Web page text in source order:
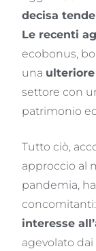
decisa
Le recenti
ecobonus,
una ulteriore
settore con
patrimonio
Tutto ciò,
approccio al
pandemia,
interesse
agevolato